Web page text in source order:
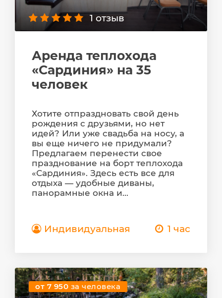
1 отзыв
Аренда теплохода
«Сардиния» на 35
человек
Хотите отпраздновать свой день
рождения с друзьями, но нет
идей? Или уже свадьба на носу, а
вы еще ничего не придумали?
Предлагаем перенести свое
празднование на борт теплохода
«Сардиния». Здесь есть все для
отдыха — удобные диваны,
панорамные окна и...
Индивидуальная 1 час
от 7 950 за человека